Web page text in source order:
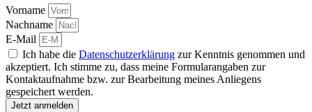
Vorname
Nachname
E-Mail
Ich habe die Datenschutzerklärung zur Kenntnis genommen und
akzeptiert. Ich stimme zu, dass meine Formularangaben zur
Kontaktaufnahme bzw. zur Bearbeitung meines Anliegens
gespeichert werden.
Jetzt anmelden